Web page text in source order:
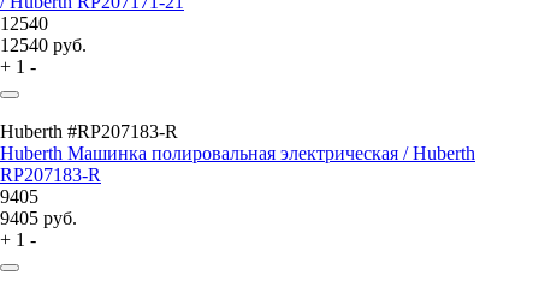
12540
12540 руб.
+ 1 -
Huberth #RP207183-R
Huberth Машинка полировальная электрическая / Huberth
RP207183-R
9405
9405 руб.
+ 1 -